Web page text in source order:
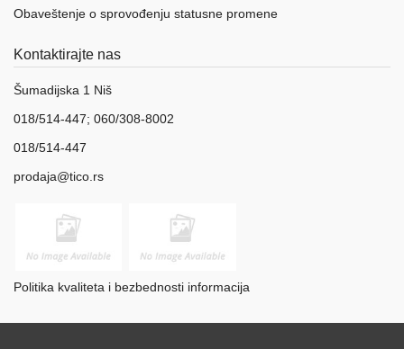
Obaveštenje o sprovođenju statusne promene
Kontaktirajte nas
Šumadijska 1 Niš
018/514-447; 060/308-8002
018/514-447
prodaja@tico.rs
Politika kvaliteta i bezbednosti informacija